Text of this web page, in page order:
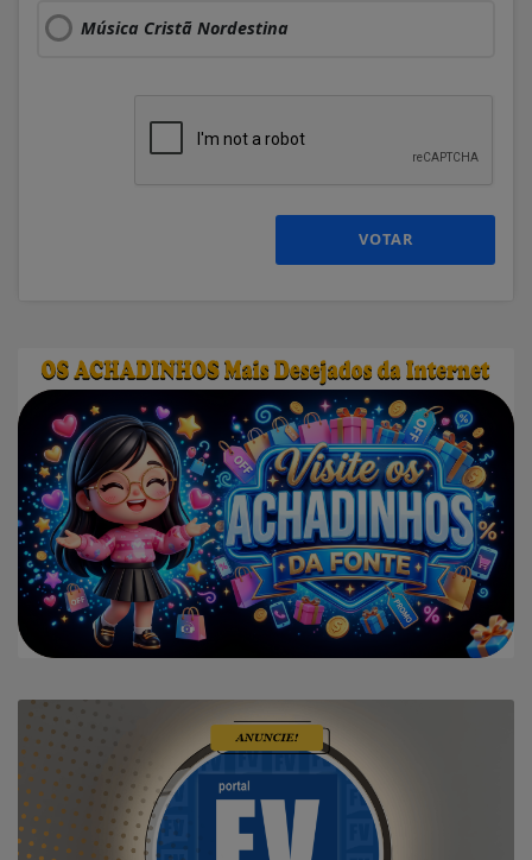
Música Cristã Nordestina
VOTAR